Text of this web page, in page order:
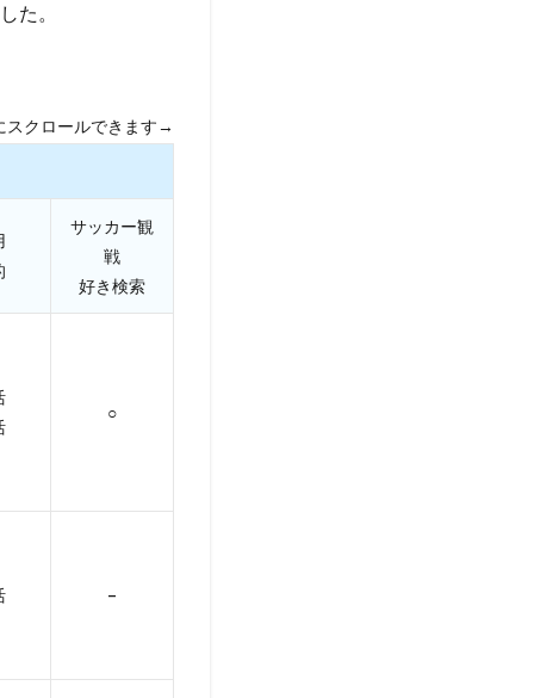
た。
スクロールできます→
サッカー観
戦
好き検索
○
–